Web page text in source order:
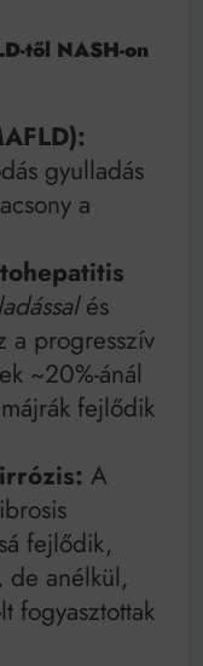
től NASH-on
gyulladás
a
és
a progresszív
~20%-ánál
fejlődik
A
fejlődik,
de anélkül,
fogyasztottak